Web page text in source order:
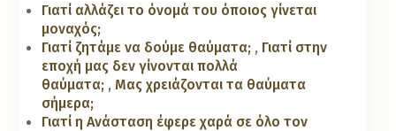
Γιατί αλλάζει το όνομά του όποιος γίνεται
μοναχός;
Γιατί ζητάμε να δούμε θαύματα; , Γιατί στην
εποχή μας δεν γίνονται πολλά
θαύματα; , Μας χρειάζονται τα θαύματα
σήμερα;
Γιατί η Ανάσταση έφερε χαρά σε όλο τον